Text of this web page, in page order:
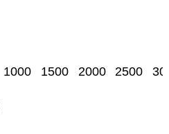
1000 1500 2000 2500